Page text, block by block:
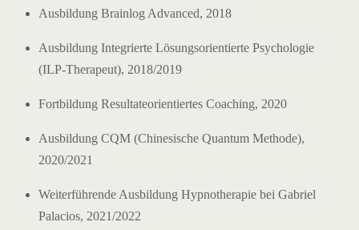
Ausbildung Brainlog Advanced, 2018
Ausbildung Integrierte Lösungsorientierte Psychologie
(ILP-Therapeut), 2018/2019
Fortbildung Resultateorientiertes Coaching, 2020
Ausbildung CQM (Chinesische Quantum Methode),
2020/2021
Weiterführende Ausbildung Hypnotherapie bei Gabriel
Palacios, 2021/2022